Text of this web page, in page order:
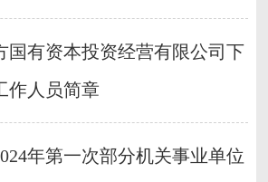
国有资本投资经营有限公司下
作人员简章
年第一次部分机关事业单位